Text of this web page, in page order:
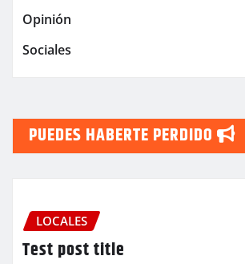
Opinión
Sociales
PUEDES HABERTE PERDIDO
LOCALES
Test post title